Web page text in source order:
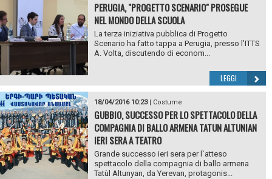
PERUGIA, "PROGETTO SCENARIO" PROSEGUE
NEL MONDO DELLA SCUOLA
La terza iniziativa pubblica di Progetto
Scenario ha fatto tappa a Perugia, presso l’ITTS
A. Volta, discutendo di econom...
LEGGI
18/04/2016 10:23| Costume
GUBBIO, SUCCESSO PER LO SPETTACOLO DELLA
COMPAGNIA DI BALLO ARMENA TATUN ALTUNIAN
IERI SERA A TEATRO
Grande successo ieri sera per l`atteso
spettacolo della compagnia di ballo armena
Tatùl Altunyan, da Yerevan, protagonis...